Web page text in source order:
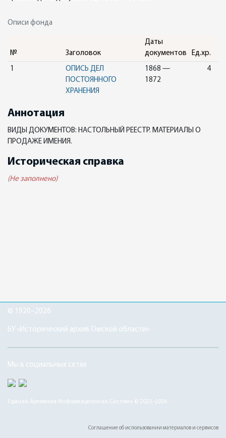
Описи фонда
№ Заголовок
Даты
документов
Ед.хр.
1
ОПИСЬ ДЕЛ
ПОСТОЯННОГО
ХРАНЕНИЯ
1868 —
1872
4
Аннотация
ВИДЫ ДОКУМЕНТОВ: НАСТОЛЬНЫЙ РЕЕСТР. МАТЕРИАЛЫ О
ПРОДАЖЕ ИМЕНИЯ.
Историческая справка
(Не заполнено)
© 1920–2026
БУ «Исторический архив Омской области»
Мы в социальных сетях
Единая Архивная Информационная Система © 2022–2026
Соглашение об использовании материалов и сервисов